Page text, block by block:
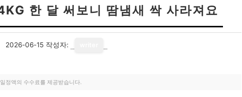
한 달 써보니 땀냄새 싹 사라져요
2026-06-15 작성자:
정액의 수수료를 제공받습니다.